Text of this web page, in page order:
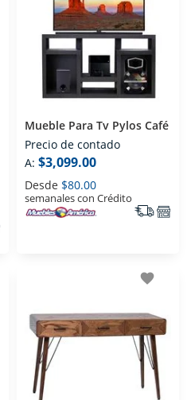
Mueble Para Tv Pylos Café
Precio de contado
A: $3,099.00
Desde $80.00
semanales con Crédito
favorite